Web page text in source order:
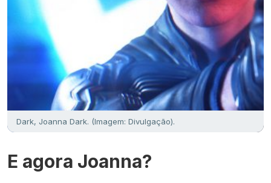
Dark, Joanna Dark. (Imagem: Divulgação).
E agora Joanna?